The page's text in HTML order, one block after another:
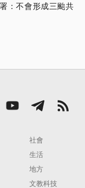
：不會形成三颱共
社會
生活
地方
文教科技